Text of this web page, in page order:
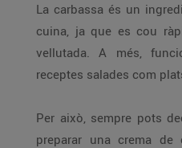
La carbassa és un
cuina, ja que es cou
vellutada. A més,
receptes salades com
Per això, sempre pots
preparar una crema de